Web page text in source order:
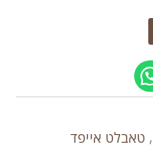
, טאבלט אייפד